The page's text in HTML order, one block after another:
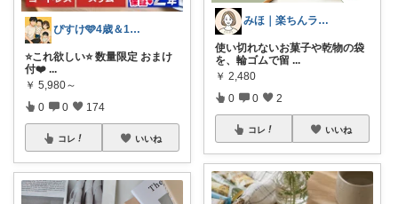
ぴすけ🩵4歳＆1歳ママの愛用品
⭐️これ欲しい⭐️ 数量限定 おまけ
付❤️ ...
￥ 5,980～
0 0 174
コレ いいね
みほ｜楽ちんライフ研究中
使い切れないお菓子や乾物の袋
を、輪ゴムで留 ...
￥ 2,480
0 0 2
コレ いいね